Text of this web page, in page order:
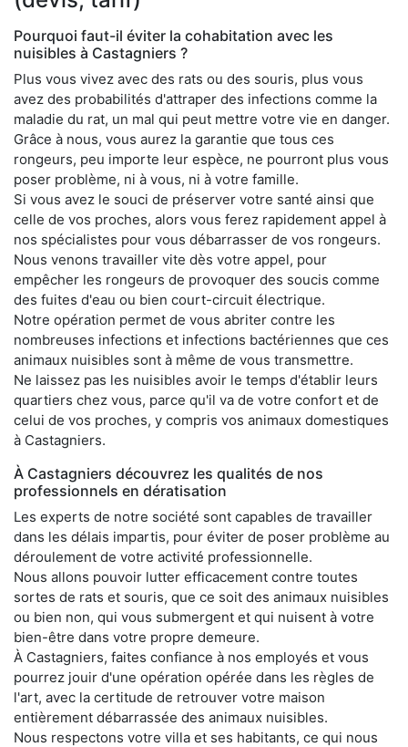
Pourquoi faut-il éviter la cohabitation avec les
nuisibles à Castagniers ?
Plus vous vivez avec des rats ou des souris, plus vous
avez des probabilités d'attraper des infections comme la
maladie du rat, un mal qui peut mettre votre vie en danger.
Grâce à nous, vous aurez la garantie que tous ces
rongeurs, peu importe leur espèce, ne pourront plus vous
poser problème, ni à vous, ni à votre famille.
Si vous avez le souci de préserver votre santé ainsi que
celle de vos proches, alors vous ferez rapidement appel à
nos spécialistes pour vous débarrasser de vos rongeurs.
Nous venons travailler vite dès votre appel, pour
empêcher les rongeurs de provoquer des soucis comme
des fuites d'eau ou bien court-circuit électrique.
Notre opération permet de vous abriter contre les
nombreuses infections et infections bactériennes que ces
animaux nuisibles sont à même de vous transmettre.
Ne laissez pas les nuisibles avoir le temps d'établir leurs
quartiers chez vous, parce qu'il va de votre confort et de
celui de vos proches, y compris vos animaux domestiques
à Castagniers.
À Castagniers découvrez les qualités de nos
professionnels en dératisation
Les experts de notre société sont capables de travailler
dans les délais impartis, pour éviter de poser problème au
déroulement de votre activité professionnelle.
Nous allons pouvoir lutter efficacement contre toutes
sortes de rats et souris, que ce soit des animaux nuisibles
ou bien non, qui vous submergent et qui nuisent à votre
bien-être dans votre propre demeure.
À Castagniers, faites confiance à nos employés et vous
pourrez jouir d'une opération opérée dans les règles de
l'art, avec la certitude de retrouver votre maison
entièrement débarrassée des animaux nuisibles.
Nous respectons votre villa et ses habitants, ce qui nous